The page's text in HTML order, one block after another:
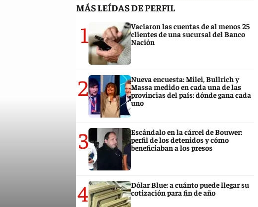
MÁS LEÍDAS DE PERFIL
1
Vaciaron las cuentas de al menos 25
clientes de una sucursal del Banco
Nación
2
Nueva encuesta: Milei, Bullrich y
Massa medido en cada una de las
provincias del país: dónde gana cada
uno
3
Escándalo en la cárcel de Bouwer:
perfil de los detenidos y cómo
beneficiaban a los presos
4
Dólar Blue: a cuánto puede llegar su
cotización para fin de año